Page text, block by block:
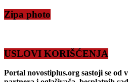
Zipa photo
USLOVI KORIŠĆENJA
Portal novostiplus.org sastoji se od